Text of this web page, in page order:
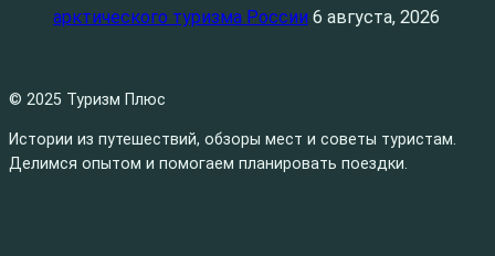
арктического туризма России 6 августа, 2026
© 2025 Туризм Плюс
Истории из путешествий, обзоры мест и советы туристам.
Делимся опытом и помогаем планировать поездки.